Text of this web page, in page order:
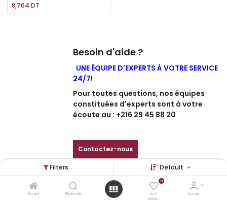
Filters Default
Accueil Recherche
0
Liste
d'envies
Account
8,764 DT
Besoin d'aide ?
UNE ÉQUIPE D'EXPERTS À VOTRE SERVICE
24/7!
Pour toutes questions, nos équipes
constituées d'experts sont à votre
écoute au : +216 29 45 88 20
Contactez-nous
Retrait gratuit dans nos agences